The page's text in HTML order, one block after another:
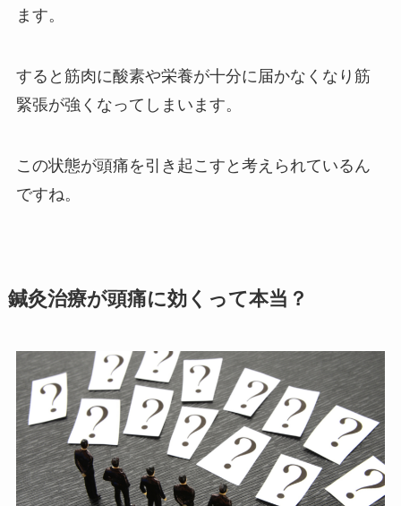
ます。
すると筋肉に酸素や栄養が十分に届かなくなり筋
緊張が強くなってしまいます。
この状態が頭痛を引き起こすと考えられているん
ですね。
鍼灸治療が頭痛に効くって本当？